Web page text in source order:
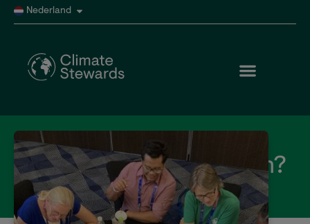
Nederland
Hoe kunnen we helpen?